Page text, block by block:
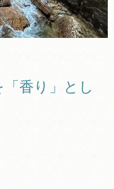
香り」とし